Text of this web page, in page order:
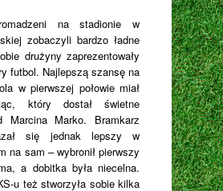
na stadionie w
zobaczyli bardzo ładne
drużyny zaprezentowały
futbol. Najlepszą szansę na
w pierwszej połowie miał
który dostał świetne
Marcina Marko. Bramkarz
się jednak lepszy w
na sam – wybronił pierwszy
a dobitka była niecelna.
u też stworzyła sobie kilka